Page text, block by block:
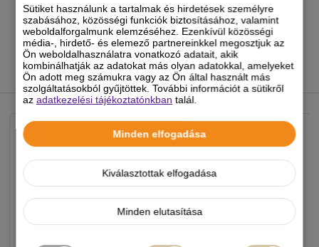
Sütiket használunk a tartalmak és hirdetések személyre
szabásához, közösségi funkciók biztosításához, valamint
weboldalforgalmunk elemzéséhez. Ezenkívül közösségi
média-, hirdető- és elemező partnereinkkel megosztjuk az
Ön weboldalhasználatra vonatkozó adatait, akik
kombinálhatják az adatokat más olyan adatokkal, amelyeket
Ön adott meg számukra vagy az Ön által használt más
szolgáltatásokból gyűjtöttek. További információt a sütikről
azadatkezelési tájékoztatónkban talál.
Minden elfogadása
Kiválasztottak elfogadása
Minden elutasítása
A termékhez akkor tudsz véleményt írni, ha
regisztrált és bejelentkezettfelhasználó vagy!
NEKED AJÁNLJUK